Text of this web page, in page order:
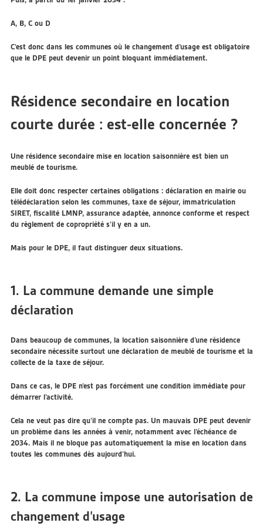
A, B, C ou D
C’est donc dans les communes où le changement d’usage est obligatoire
que le DPE peut devenir un point bloquant immédiatement.
Résidence secondaire en location
courte durée : est-elle concernée ?
Une résidence secondaire mise en location saisonnière est bien un
meublé de tourisme.
Elle doit donc respecter certaines obligations : déclaration en mairie ou
télédéclaration selon les communes, taxe de séjour, immatriculation
SIRET, fiscalité LMNP, assurance adaptée, annonce conforme et respect
du règlement de copropriété s’il y en a un.
Mais pour le DPE, il faut distinguer deux situations.
1. La commune demande une simple
déclaration
Dans beaucoup de communes, la location saisonnière d’une résidence
secondaire nécessite surtout une déclaration de meublé de tourisme et la
collecte de la taxe de séjour.
Dans ce cas, le DPE n’est pas forcément une condition immédiate pour
démarrer l’activité.
Cela ne veut pas dire qu’il ne compte pas. Un mauvais DPE peut devenir
un problème dans les années à venir, notamment avec l’échéance de
2034. Mais il ne bloque pas automatiquement la mise en location dans
toutes les communes dès aujourd’hui.
2. La commune impose une autorisation de
changement d’usage